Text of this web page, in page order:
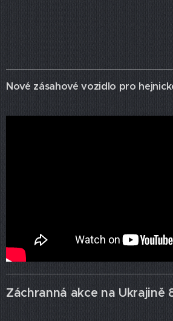
Nové zásahové vozidlo pro
Záchranná akce na Ukrajině